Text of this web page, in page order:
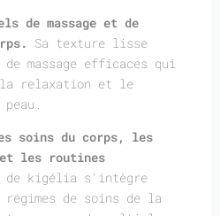
de massage et de
Sa texture lisse
de massage efficaces qui
relaxation et le
soins du corps, les
les routines
de kigélia s'intègre
de soins de la